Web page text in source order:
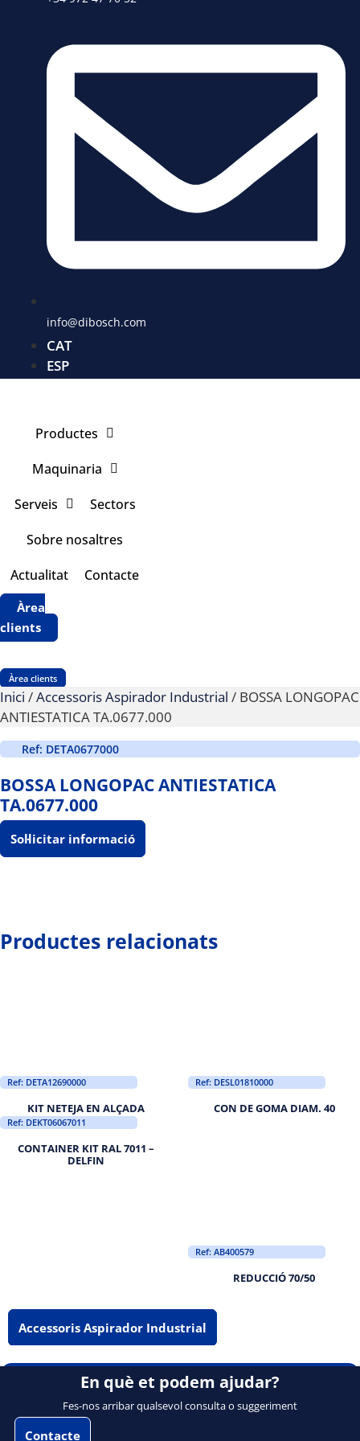
info@dibosch.com
CAT
ESP
Productes
Maquinaria
Serveis
Sectors
Sobre nosaltres
Actualitat
Contacte
Àrea
clients
Àrea clients
Inici /Accessoris Aspirador Industrial / BOSSA LONGOPAC
ANTIESTATICA TA.0677.000
Ref: DETA0677000
BOSSA LONGOPAC ANTIESTATICA
TA.0677.000
Sol·licitar informació
Productes relacionats
Ref: DETA12690000
KIT NETEJA EN ALÇADA
Ref: DESL01810000
CON DE GOMA DIAM. 40
Ref: DEKT06067011
CONTAINER KIT RAL 7011 –
DELFIN
Ref: AB400579
REDUCCIÓ 70/50
Accessoris Aspirador Industrial
En què et podem ajudar?
Fes-nos arribar qualsevol consulta o suggeriment
Contacte